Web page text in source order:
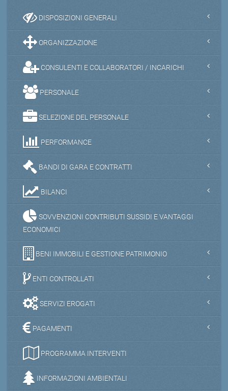
DISPOSIZIONI GENERALI
ORGANIZZAZIONE
CONSULENTI E COLLABORATORI / INCARICHI
PERSONALE
SELEZIONE DEL PERSONALE
PERFORMANCE
BANDI DI GARA E CONTRATTI
BILANCI
SOVVENZIONI CONTRIBUTI SUSSIDI E VANTAGGI
ECONOMICI
BENI IMMOBILI E GESTIONE PATRIMONIO
ENTI CONTROLLATI
SERVIZI EROGATI
PAGAMENTI
PROGRAMMA INTERVENTI
INFORMAZIONI AMBIENTALI